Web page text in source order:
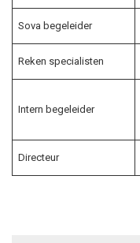
Sova begeleider
Reken specialisten
Intern begeleider
Directeur